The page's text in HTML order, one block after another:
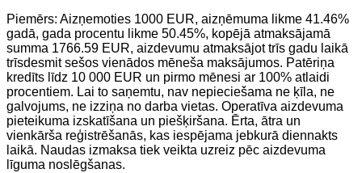
Piemērs: Aizņemoties 1000 EUR, aizņēmuma likme 41.46%
gadā, gada procentu likme 50.45%, kopējā atmaksājamā
summa 1766.59 EUR, aizdevumu atmaksājot trīs gadu laikā
trīsdesmit sešos vienādos mēneša maksājumos. Patēriņa
kredīts līdz 10 000 EUR un pirmo mēnesi ar 100% atlaidi
procentiem. Lai to saņemtu, nav nepieciešama ne ķīla, ne
galvojums, ne izziņa no darba vietas. Operatīva aizdevuma
pieteikuma izskatīšana un piešķiršana. Ērta, ātra un
vienkārša reģistrēšanās, kas iespējama jebkurā diennakts
laikā. Naudas izmaksa tiek veikta uzreiz pēc aizdevuma
līguma noslēgšanas.